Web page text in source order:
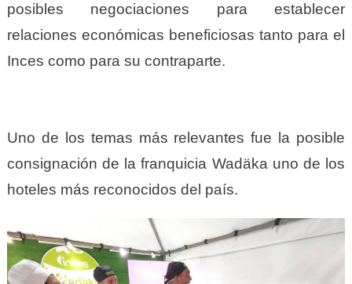
posibles negociaciones para establecer
relaciones económicas beneficiosas tanto para el
Inces como para su contraparte.
Uno de los temas más relevantes fue la posible
consignación de la franquicia Wadäka uno de los
hoteles más reconocidos del país.